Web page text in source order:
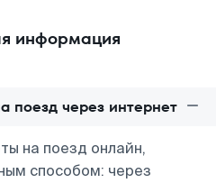
информация
поезд через интернет
на поезд онлайн,
способом: через